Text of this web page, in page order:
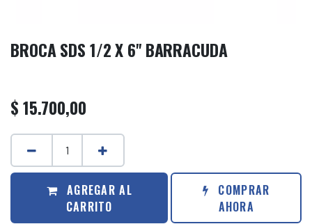
BROCA SDS 1/2 X 6'' BARRACUDA
$ 15.700,00
AGREGAR AL
CARRITO
COMPRAR
AHORA